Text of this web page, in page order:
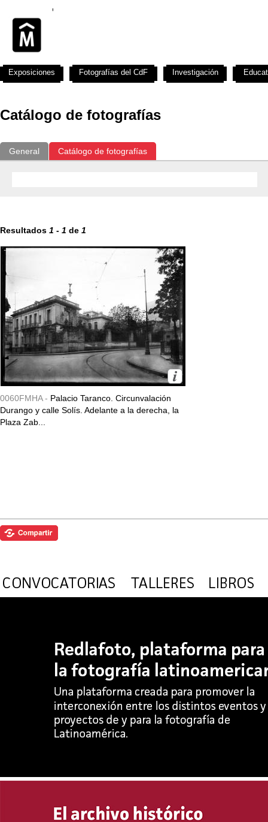
Catálogo de fotografías
General Catálogo de fotografías
Resultados 1 - 1 de 1
0060FMHA - Palacio Taranco. Circunvalación
Durango y calle Solís. Adelante a la derecha, la
Plaza Zab...
Exposiciones Fotografías del CdF Investigación